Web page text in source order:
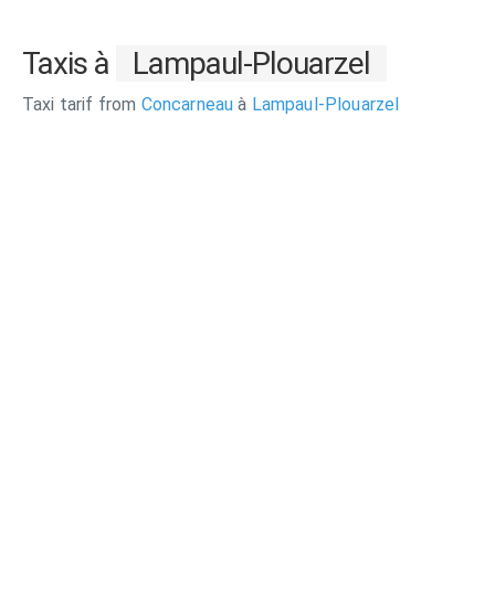
Taxis à Lampaul-Plouarzel
Taxi tarif from Concarneauà Lampaul-Plouarzel